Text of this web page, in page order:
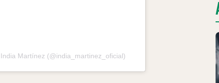
Martínez (@india_martinez_oficial)